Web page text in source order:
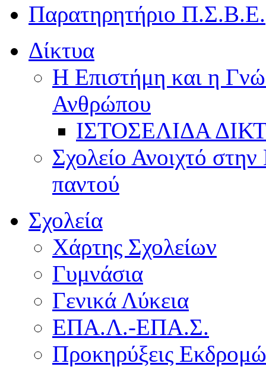
Παρατηρητήριο Π.Σ.Β.Ε.
Δίκτυα
Η Επιστήμη και η
Ανθρώπου
ΙΣΤΟΣΕΛΙΔΑ
Σχολείο Ανοιχτό
παντού
Σχολεία
Χάρτης Σχολείων
Γυμνάσια
Γενικά Λύκεια
ΕΠΑ.Λ.-ΕΠΑ.Σ.
Προκηρύξεις